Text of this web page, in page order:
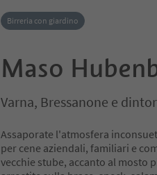
Birreria con giardino
Maso
Varna, Bressanone e
Assaporate l'atmosfera
per cene aziendali, familiari e
vecchie stube, accanto al mosto